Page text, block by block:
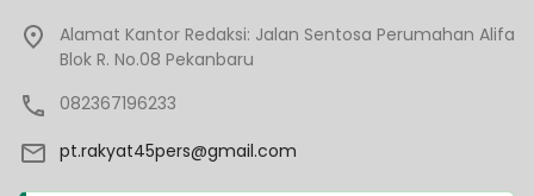
Alamat Kantor Redaksi: Jalan Sentosa Perumahan Alifa
Blok R. No.08 Pekanbaru
082367196233
pt.rakyat45pers@gmail.com